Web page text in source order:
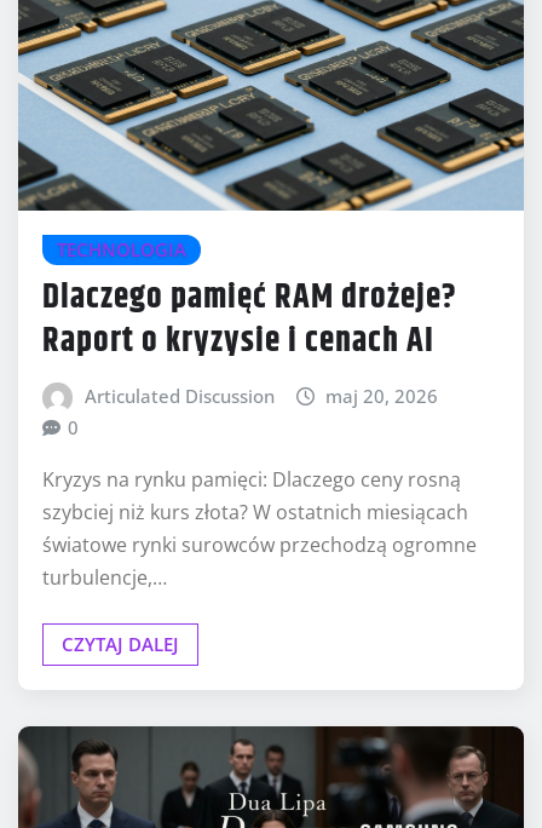
TECHNOLOGIA
Dlaczego pamięć RAM drożeje?
Raport o kryzysie i cenach AI
Articulated Discussion
maj 20, 2026
0
Kryzys na rynku pamięci: Dlaczego ceny rosną
szybciej niż kurs złota? W ostatnich miesiącach
światowe rynki surowców przechodzą ogromne
turbulencje,…
CZYTAJ DALEJ